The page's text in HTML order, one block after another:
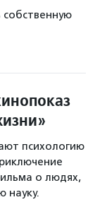
психологию
о людях,
науку.